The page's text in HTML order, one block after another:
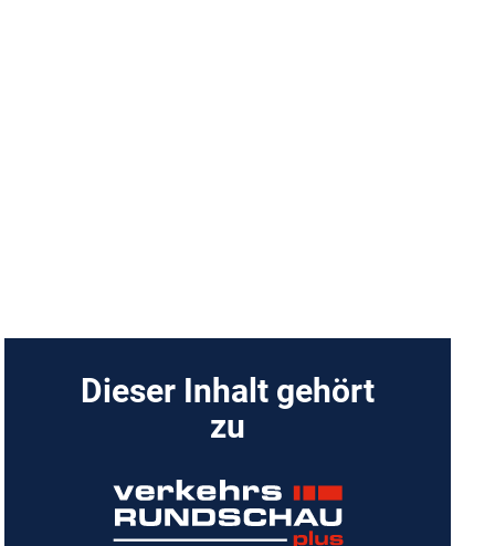
Dieser Inhalt gehört
zu